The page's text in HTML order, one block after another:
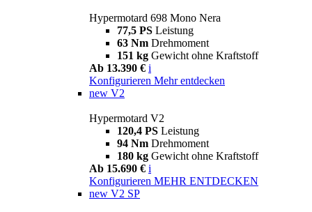
Hypermotard 698 Mono Nera
77,5 PS Leistung
63 Nm Drehmoment
151 kg Gewicht ohne Kraftstoff
Ab 13.390 € i
Konfigurieren Mehr entdecken
new V2
Hypermotard V2
120,4 PS Leistung
94 Nm Drehmoment
180 kg Gewicht ohne Kraftstoff
Ab 15.690 € i
Konfigurieren MEHR ENTDECKEN
new V2 SP